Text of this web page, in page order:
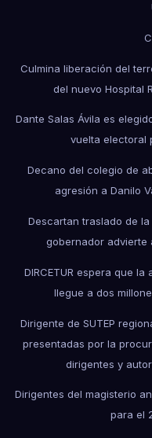
Culmina liberación del
del nuevo Hospital
Dante Salas Ávila es
vuelta electoral
Decano del colegio de
agresión a Danilo
Descartan traslado de la
gobernador advierte
DIRCETUR espera que
llegue a dos
Dirigente de SUTEP
presentadas por la
dirigentes y
Dirigentes del magisterio
para el